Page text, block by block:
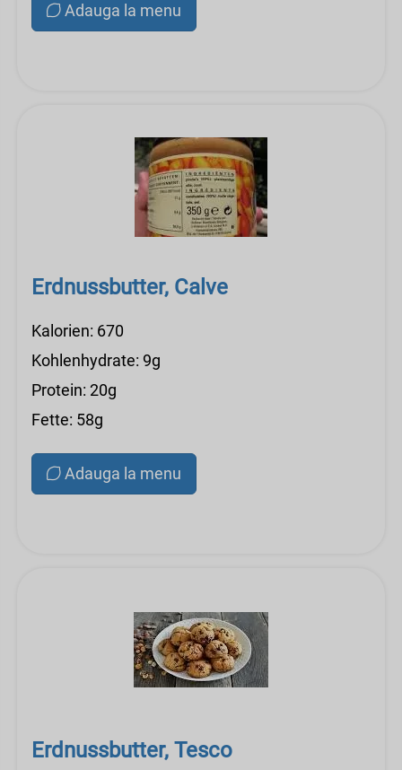
Adauga la menu
Erdnussbutter, Calve
Kalorien: 670
Kohlenhydrate: 9g
Protein: 20g
Fette: 58g
Adauga la menu
Erdnussbutter, Tesco